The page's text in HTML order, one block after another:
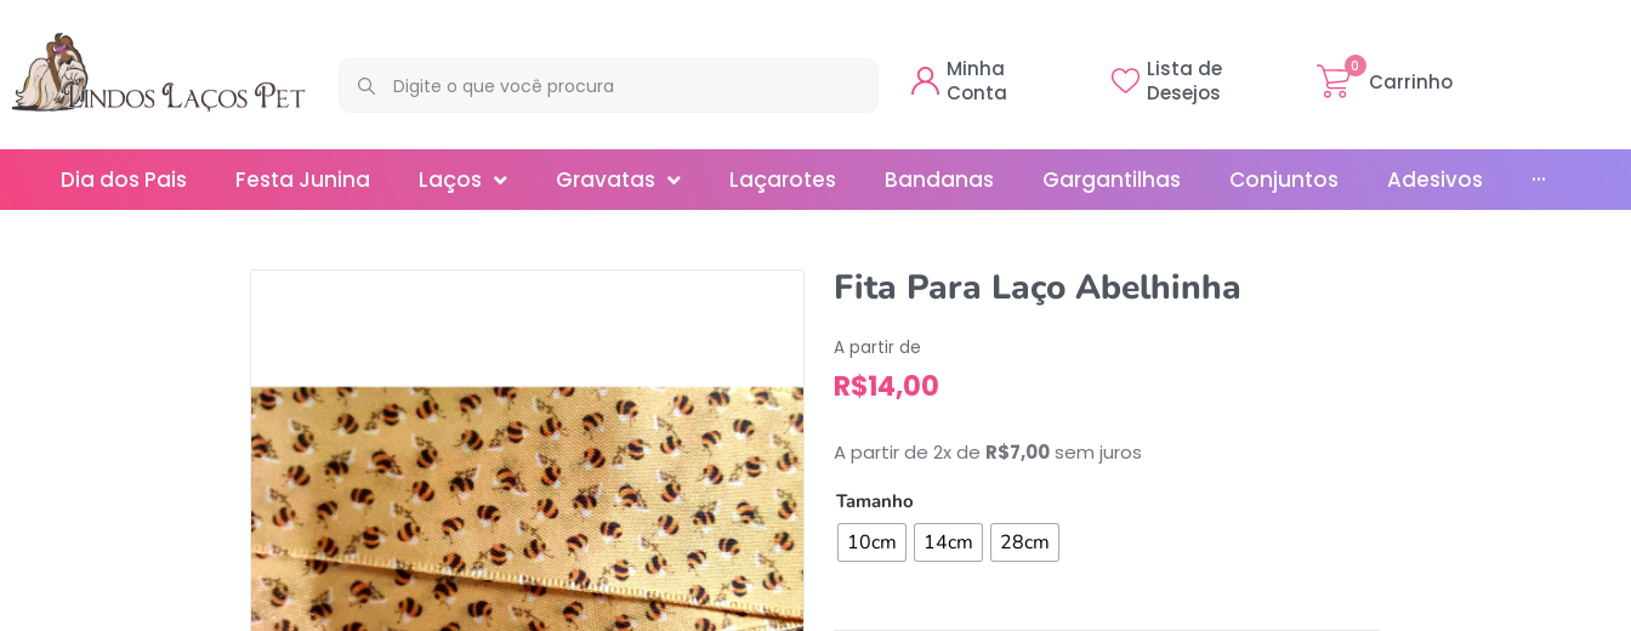
Minha
Conta
Lista de
Desejos
Carrinho
0
Dia dos Pais Festa Junina Laços
Mini
Slim
Splash
Gravatas
Smoking
Laçarotes Bandanas Gargantilhas Conjuntos Adesivos ···
Fita Para Laço Abelhinha
A partir de
R$14,00
A partir de 2x de R$7,00sem juros
Tamanho
10cm 14cm 28cm